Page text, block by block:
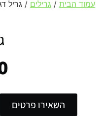
עמוד הבית / גרילים / גריל
השאירו פרטים